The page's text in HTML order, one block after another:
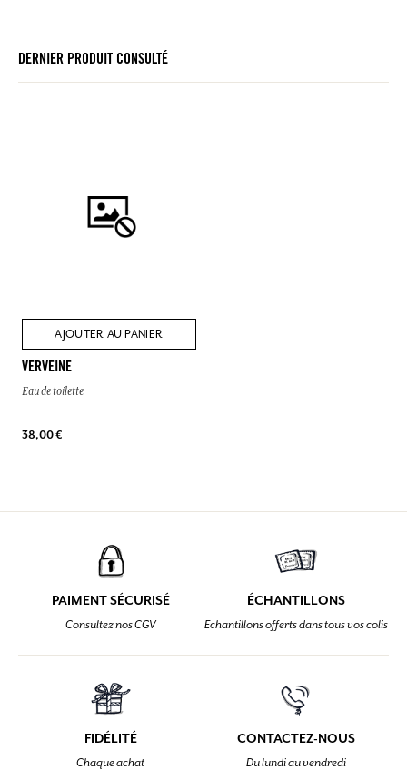
DERNIER PRODUIT CONSULTÉ
AJOUTER AU PANIER
VERVEINE
Eau de toilette
38,00 €
PAIMENT SÉCURISÉ
Consultez nos CGV
ÉCHANTILLONS
Echantillons offerts dans tous vos colis
FIDÉLITÉ
Chaque achat
CONTACTEZ-NOUS
Du lundi au vendredi